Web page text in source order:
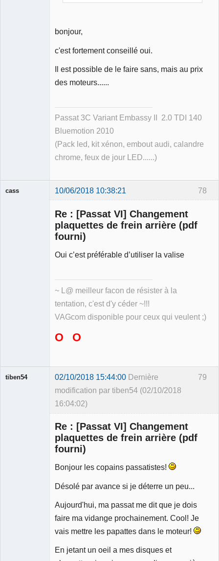
bonjour,
c'est fortement conseillé oui.
Il est possible de le faire sans, mais au prix
des moteurs......
Passat 3C Variant Embassy II 2.0 TDI 140
Bluemotion 2010
(Pack led, kit xénon, embout audi, calandre
chrome, feux de jour LED......)
78
cass 10/06/2018 10:38:21
Re : [Passat VI] Changement
plaquettes de frein arrière (pdf
fourni)
Oui c’est préférable d’utiliser la valise
~ L@ meilleur facon de résister à la
tentation, c'est d'y céder ~!!!
VAGcom disponible pour ceux qui veulent ;)
O O
79
tiben54 02/10/2018 15:44:00 Dernière
modification par tiben54 (02/10/2018
16:04:02)
Re : [Passat VI] Changement
plaquettes de frein arrière (pdf
fourni)
Bonjour les copains passatistes!
Désolé par avance si je déterre un peu...
Aujourd'hui, ma passat me dit que je dois
faire ma vidange prochainement. Cool! Je
vais mettre les papattes dans le moteur!
En jetant un oeil a mes disques et